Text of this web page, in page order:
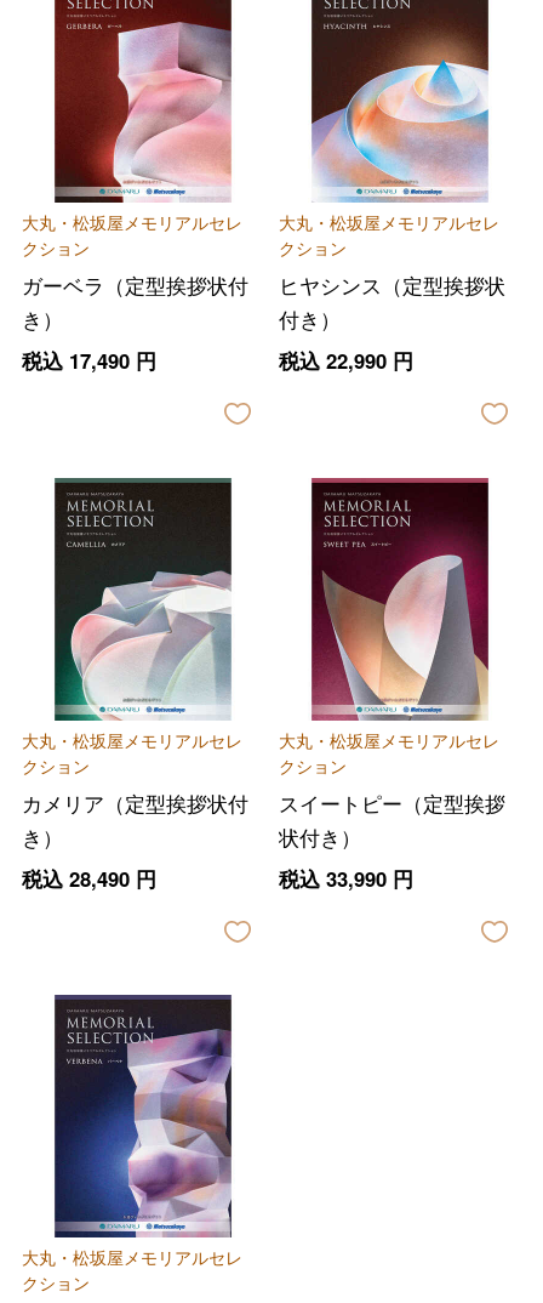
大丸・松坂屋メモリアルセレ
クション
ガーベラ（定型挨拶状付
き）
税込 17,490円
大丸・松坂屋メモリアルセレ
クション
ヒヤシンス（定型挨拶状
付き）
税込 22,990円
大丸・松坂屋メモリアルセレ
クション
カメリア（定型挨拶状付
き）
税込 28,490円
大丸・松坂屋メモリアルセレ
クション
スイートピー（定型挨拶
状付き）
税込 33,990円
大丸・松坂屋メモリアルセレ
クション
フード＆スイーツ
バレンタインチョコレート
ホワイトデー